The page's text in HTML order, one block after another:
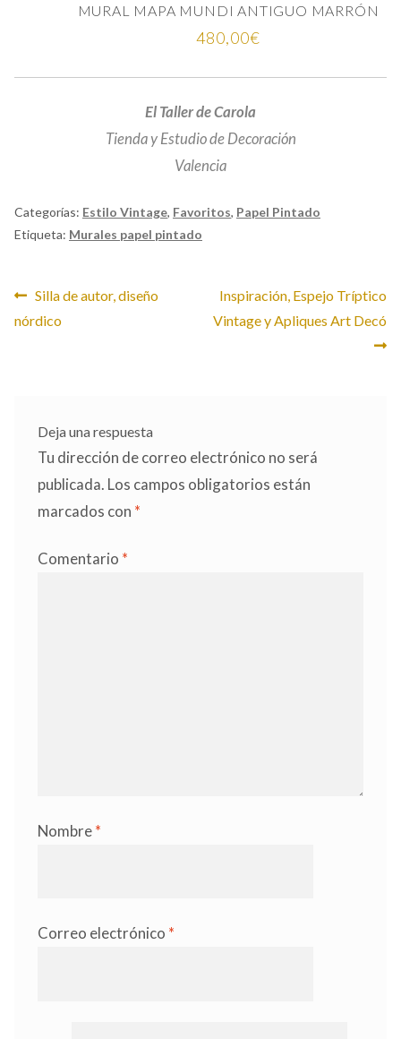
MURAL MAPA MUNDI ANTIGUO MARRÓN
480,00€
El Taller de Carola
Tienda y Estudio de Decoración
Valencia
Categorías: Estilo Vintage, Favoritos, Papel Pintado
Etiqueta: Murales papel pintado
Navegación
de
Anterior:
Silla de autor, diseño
nórdico
Siguiente:
Inspiración, Espejo Tríptico
Vintage y Apliques Art Decó
Deja una respuesta
Tu dirección de correo electrónico no será
publicada. Los campos obligatorios están
marcados con *
Comentario *
Nombre*
Correo electrónico *